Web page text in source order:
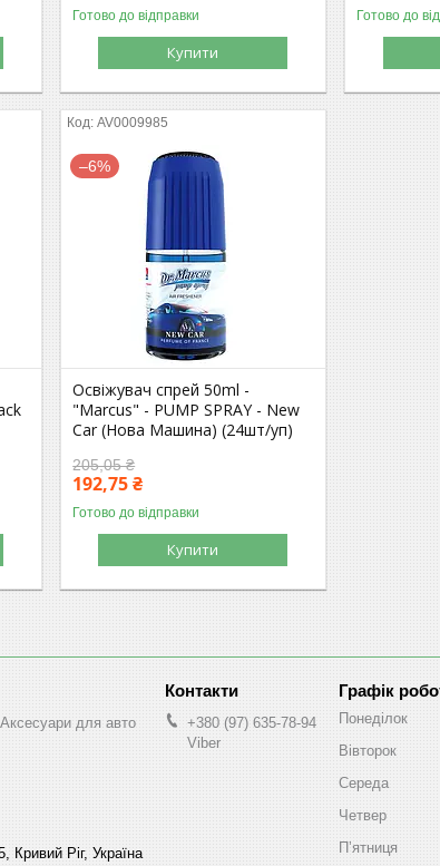
Готово до відправки
Купити
Готово до
AV0009985
–6%
Освіжувач спрей 50ml -
"Marcus" - PUMP SPRAY - New
Car (Нова Машина) (24шт/уп)
205,05 ₴
192,75 ₴
Готово до відправки
Купити
для авто
Кривий Ріг, Україна
+380 (97) 635-78-94
Viber
Графік
Понеділок
Вівторок
Середа
Четвер
Пʼятниця